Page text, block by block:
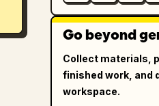
Go beyond
Collect materials,
finished work, and
workspace.